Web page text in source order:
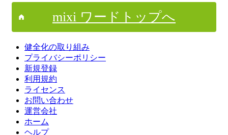
mixi ワードトップへ
健全化の取り組み
プライバシーポリシー
新規登録
利用規約
ライセンス
お問い合わせ
運営会社
ホーム
ヘルプ